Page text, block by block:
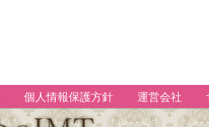
個人情報保護方針 運営会社